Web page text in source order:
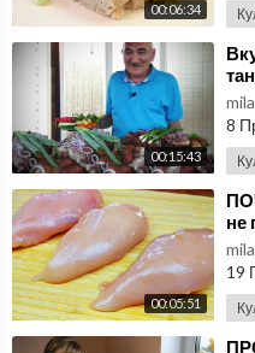
00:06:34
00:15:43
mila
8
00:05:51
не
на
mila
19